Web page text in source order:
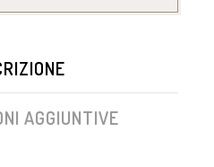
AGGIUNTIVE